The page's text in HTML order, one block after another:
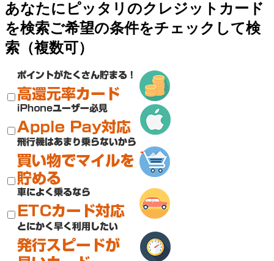
あなたに ピッタリ のクレジットカード
を検索ご希望の条件をチェックして検
索（複数可）